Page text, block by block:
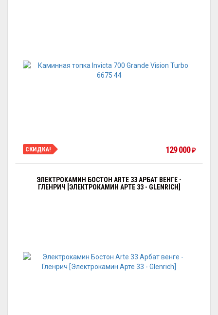
СКИДКА! 129 000₽
ЭЛЕКТРОКАМИН БОСТОН ARTE 33 АРБАТ ВЕНГЕ -
ГЛЕНРИЧ [ЭЛЕКТРОКАМИН АРТЕ 33 - GLENRICH]